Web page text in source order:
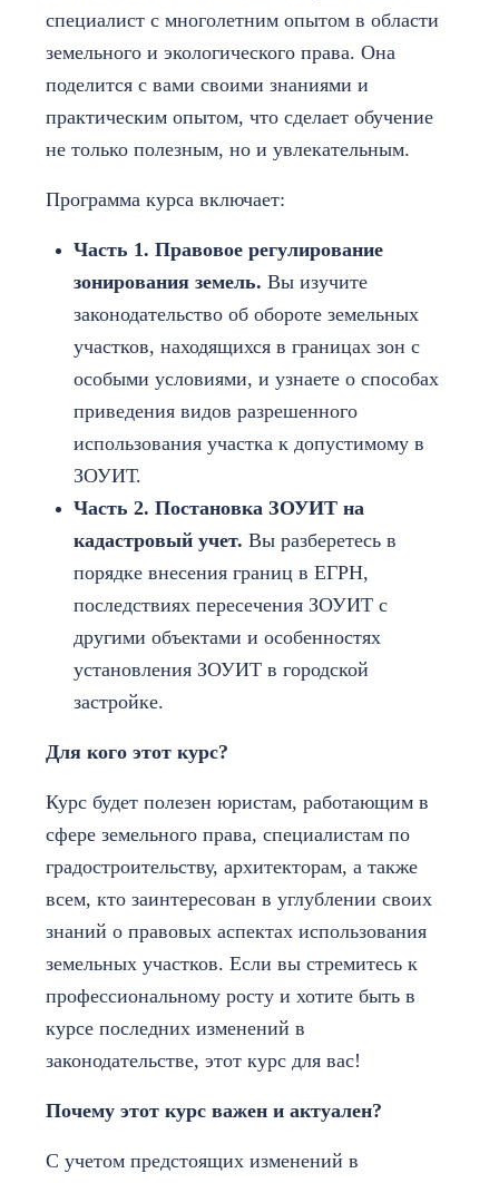
специалист с многолетним опытом в области
земельного и экологического права. Она
поделится с вами своими знаниями и
практическим опытом, что сделает обучение
не только полезным, но и увлекательным.
Программа курса включает:
Часть 1. Правовое регулирование
зонирования земель. Вы изучите
законодательство об обороте земельных
участков, находящихся в границах зон с
особыми условиями, и узнаете о способах
приведения видов разрешенного
использования участка к допустимому в
ЗОУИТ.
Часть 2. Постановка ЗОУИТ на
кадастровый учет. Вы разберетесь в
порядке внесения границ в ЕГРН,
последствиях пересечения ЗОУИТ с
другими объектами и особенностях
установления ЗОУИТ в городской
застройке.
Для кого этот курс?
Курс будет полезен юристам, работающим в
сфере земельного права, специалистам по
градостроительству, архитекторам, а также
всем, кто заинтересован в углублении своих
знаний о правовых аспектах использования
земельных участков. Если вы стремитесь к
профессиональному росту и хотите быть в
курсе последних изменений в
законодательстве, этот курс для вас!
Почему этот курс важен и актуален?
С учетом предстоящих изменений в